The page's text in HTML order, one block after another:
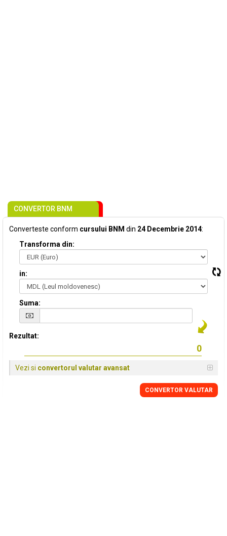
CONVERTOR BNM
Converteste conform cursului BNM din 24 Decembrie 2014:
Transforma din:
in:
Suma:
Rezultat:
Vezi si convertorul valutar avansat
CONVERTOR VALUTAR